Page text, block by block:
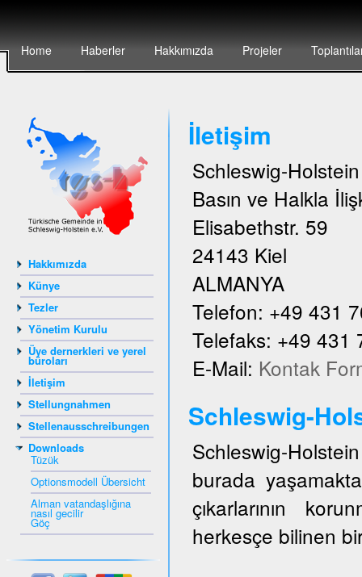
Home Haberler Hakkımızda Projeler
Hakkımızda
Künye
Tezler
Yönetim Kurulu
Üye dernerkleri ve yerel
büroları
İletişim
Stellungnahmen
Stellenausschreibungen
Downloads
Tüzük
Optionsmodell Übersicht
Alman vatandaşlığına
nasıl gecilir
Göç
İletişim
Schleswig-
Basın ve Halkla
Elisabethstr. 59
24143 Kiel
ALMANYA
Telefon: +49 431
Telefaks: +49 431
E-Mail: Kontak
Schleswig-
Schleswig-
burada
çıkarlarının
herkesçe bilinen